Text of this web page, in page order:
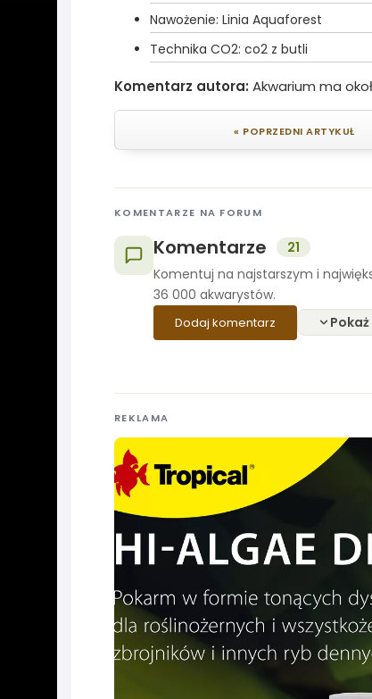
Nawożenie: Linia Aquaforest
Technika CO2: co2 z butli
Komentarz autora: Akwarium ma
« POPRZEDNI ARTYKUŁ
KOMENTARZE NA FORUM
Komentarze
21
Komentuj na najstarszym i
36 000 akwarystów.
Dodaj komentarz
REKLAMA